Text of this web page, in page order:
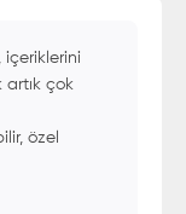
içeriklerini
çok
özel